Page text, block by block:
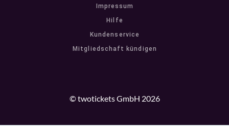
Impressum
Hilfe
Kundenservice
Mitgliedschaft kündigen
© twotickets GmbH 2026